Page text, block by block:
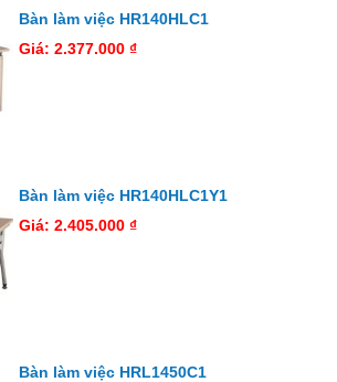
Bàn làm việc HR140HLC1
Giá: 2.377.000 ₫
Bàn làm việc HR140HLC1Y1
Giá: 2.405.000 ₫
Bàn làm việc HRL1450C1